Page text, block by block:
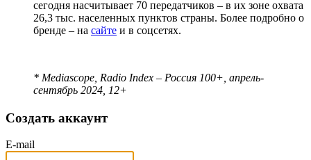
сегодня насчитывает 70 передатчиков – в их зоне охвата
26,3 тыс. населенных пунктов страны. Более подробно о
бренде – на сайте и в соцсетях.
* Mediascope, Radio Index – Россия 100+, апрель-
сентябрь 2024, 12+
Создать аккаунт
E-mail